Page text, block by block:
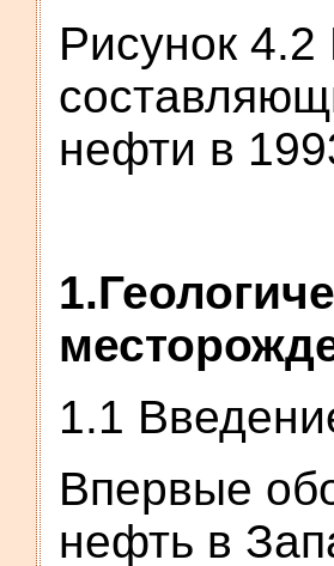
Рисунок
нефти в
1.1
Впервые
нефть в